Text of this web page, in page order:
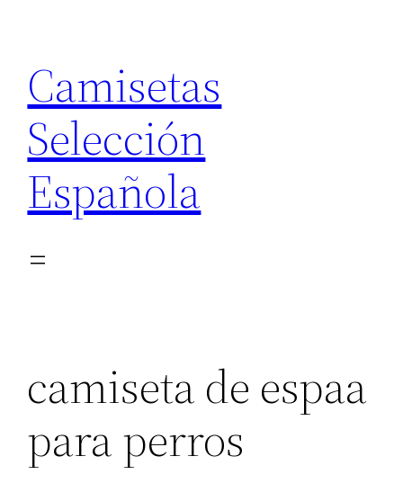
contenido
Camisetas
Selección
Española
camiseta de espaa
para perros